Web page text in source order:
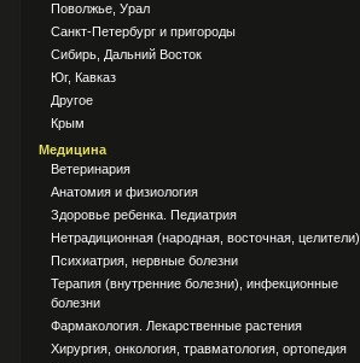
Поволжье, Урал
Санкт-Петербург и пригороды
Сибирь, Дальний Восток
Юг, Кавказ
Другое
Крым
Медицина
Ветеринария
Анатомия и физиология
Здоровье ребенка. Педиатрия
Нетрадиционная (народная, восточная, целители)
Психиатрия, нервные болезни
Терапия (внутренние болезни), инфекционные
болезни
Фармакология. Лекарственные растения
Хирургия, онкология, травматология, ортопедия